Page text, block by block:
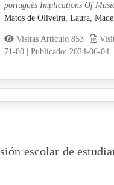
português Implications Of
Matos de Oliveira, Laura,
Visitas Artículo 853 |
71-80
Publicado: 2024-06-04
escolar de